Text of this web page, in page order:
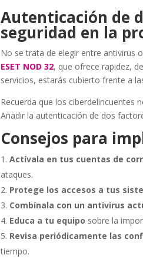
Autenticación de
seguridad en la
No se trata de elegir entre antivirus
ESET NOD 32, que ofrece rapidez,
servicios, estarás cubierto frente a
Recuerda que los ciberdelincuentes
Añadir la autenticación de dos
Consejos para
Actívala en tus cuentas de
ataques.
Protege los accesos a tus
Combínala con un antivirus
Educa a tu equipo sobre la
Revisa periódicamente las
tiempo.